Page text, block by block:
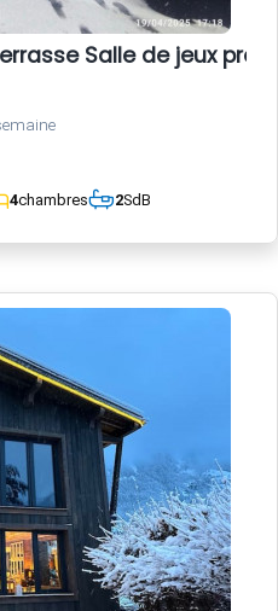
Salle de jeux
4chambres 2SdB